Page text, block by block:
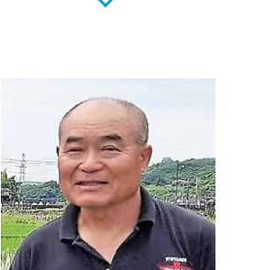
脇役やブームなどではなく、日
す。その熱い思いを胸に日々の
農作業に邁進しています。
料理人との交流も積極的にさせ
ていただいてます。薬味的に添
えられるのが今までの一般的な
食べ方。料理人さんと一緒にな
り考えることで、そこを変えた
い。たとえば根っこの素揚げ。
香ばしさと歯ごたえを楽しめ